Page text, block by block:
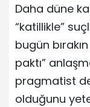
Daha düne
“katillikle”
bugün
paktı”
pragmatist
olduğunu